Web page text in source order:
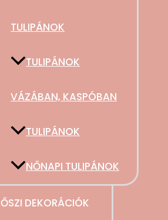
TULIPÁNOK
TULIPÁNOK
VÁZÁBAN, KASPÓBAN
TULIPÁNOK
NŐNAPI TULIPÁNOK
ŐSZI DEKORÁCIÓK